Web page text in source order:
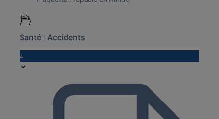
Santé : Accidents
4